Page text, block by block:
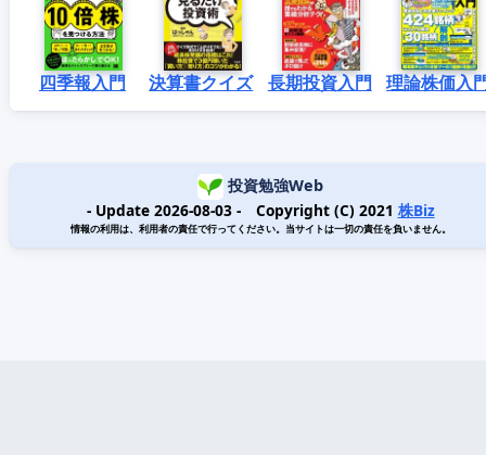
四季報入門 決算書クイズ 長期投資入門 理論株価入
投資勉強Web
- Update 2026-08-03 - Copyright (C) 2021 株Biz
情報の利用は、利用者の責任で行ってください。当サイトは一切の責任を負いません。